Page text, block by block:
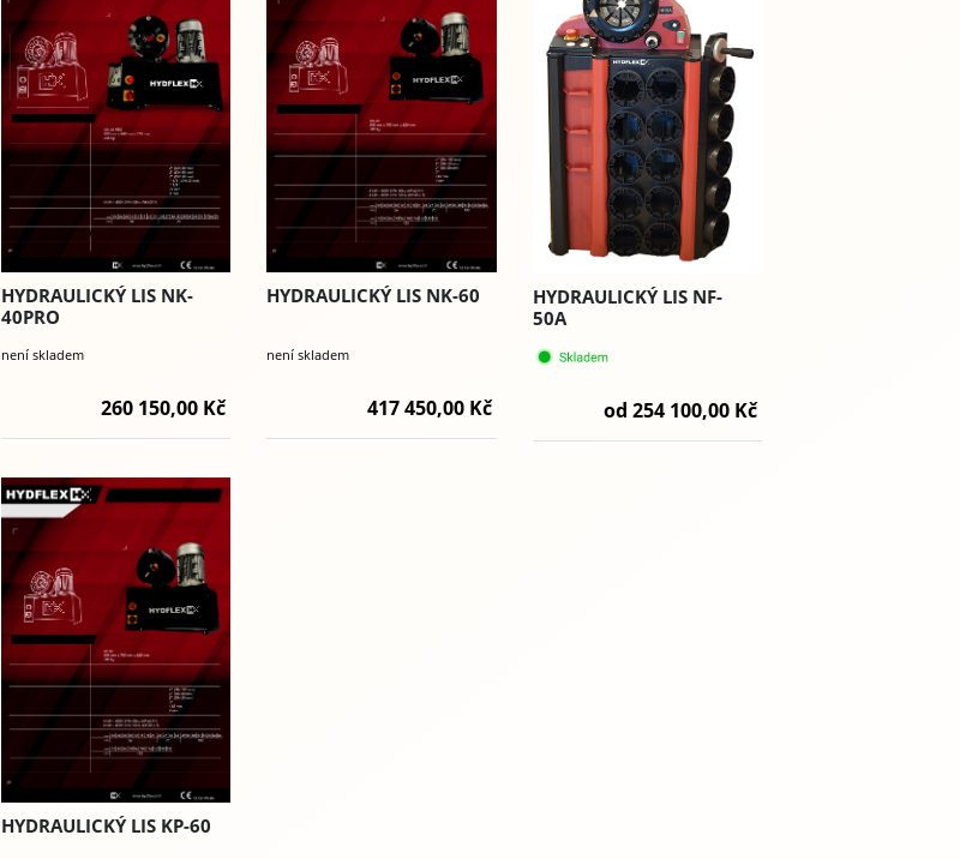
HYDRAULICKÝ LIS NK-
40PRO
není skladem
260 150,00 Kč
HYDRAULICKÝ LIS NK-60
není skladem
417 450,00 Kč
HYDRAULICKÝ LIS NF-
50A
od 254 100,00 Kč
HYDRAULICKÝ LIS KP-60